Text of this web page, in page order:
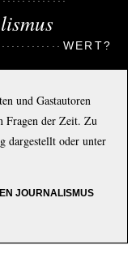
WERT?
und Gastautoren
Fragen der Zeit. Zu
dargestellt oder unter
JOURNALISMUS